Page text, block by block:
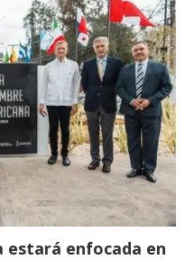
estará enfocada en